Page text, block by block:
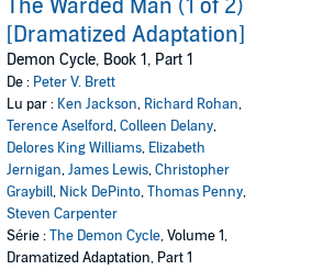
The Warded Man (1 of 2)
[Dramatized Adaptation]
Demon Cycle, Book 1, Part 1
De : Peter V. Brett
Lu par : Ken Jackson, Richard Rohan,
Terence Aselford,Colleen Delany,
Delores King Williams, Elizabeth
Jernigan,James Lewis,Christopher
Graybill, Nick DePinto,Thomas Penny,
Steven Carpenter
Série :The Demon Cycle, Volume 1,
Dramatized Adaptation, Part 1